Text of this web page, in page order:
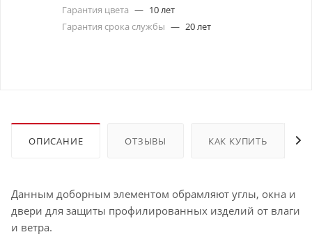
Гарантия цвета — 10 лет
Гарантия срока службы — 20 лет
ОПИСАНИЕ ОТЗЫВЫ КАК КУПИТЬ
Данным доборным элементом обрамляют углы, окна и
двери для защиты профилированных изделий от влаги
и ветра.